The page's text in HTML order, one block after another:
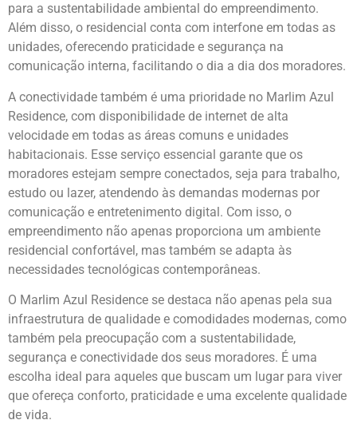
para a sustentabilidade ambiental do empreendimento.
Além disso, o residencial conta com interfone em todas as
unidades, oferecendo praticidade e segurança na
comunicação interna, facilitando o dia a dia dos moradores.
A conectividade também é uma prioridade no Marlim Azul
Residence, com disponibilidade de internet de alta
velocidade em todas as áreas comuns e unidades
habitacionais. Esse serviço essencial garante que os
moradores estejam sempre conectados, seja para trabalho,
estudo ou lazer, atendendo às demandas modernas por
comunicação e entretenimento digital. Com isso, o
empreendimento não apenas proporciona um ambiente
residencial confortável, mas também se adapta às
necessidades tecnológicas contemporâneas.
O Marlim Azul Residence se destaca não apenas pela sua
infraestrutura de qualidade e comodidades modernas, como
também pela preocupação com a sustentabilidade,
segurança e conectividade dos seus moradores. É uma
escolha ideal para aqueles que buscam um lugar para viver
que ofereça conforto, praticidade e uma excelente qualidade
de vida.